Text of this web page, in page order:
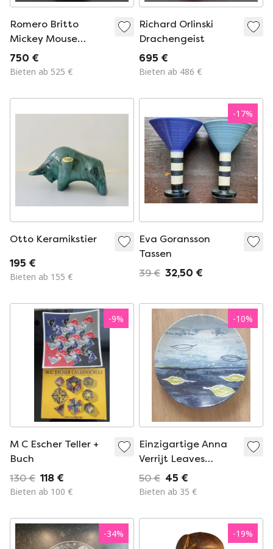
Romero Britto
Mickey Mouse
Fantasia 75.
Jubiläum
750 €
Bieten ab 525 €
Richard Orlinski
Drachengeist
695 €
Bieten ab 486 €
Otto Keramikstier
195 €
Bieten ab 155 €
-17%
Eva Goransson
Tassen
39 € 32,50 €
-9%
M C Escher Teller +
Buch
130 € 118 €
Bieten ab 100 €
-10%
Einzigartige Anna
Verrijt Leaves
Schale
50 € 45 €
Bieten ab 35 €
-34% -19%